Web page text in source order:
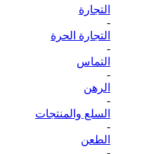
التجارة
-
التجارة الحرة
-
التماس
-
الرهن
-
السلع والمنتجات
-
الطعن